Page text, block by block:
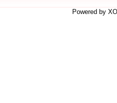
Powered by